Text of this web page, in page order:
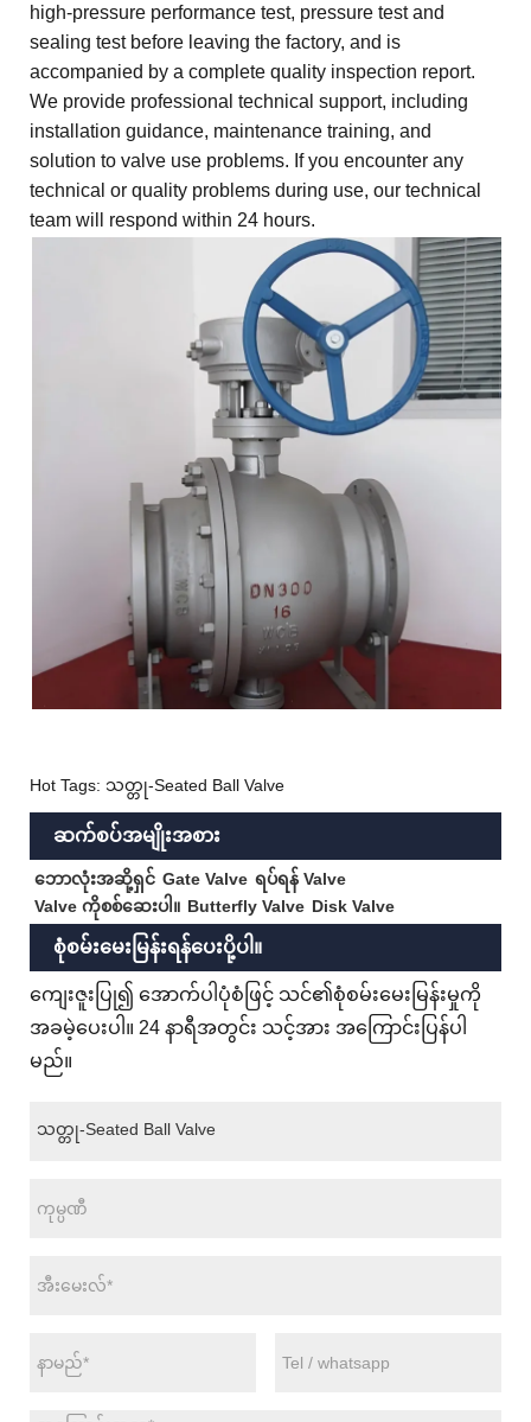
high-pressure performance test, pressure test and
sealing test before leaving the factory, and is
accompanied by a complete quality inspection report.
We provide professional technical support, including
installation guidance, maintenance training, and
solution to valve use problems. If you encounter any
technical or quality problems during use, our technical
team will respond within 24 hours.
Hot Tags: သတ္တု-Seated Ball Valve
ဆက်စပ်အမျိုးအစား
ဘောလုံးအဆို့ရှင် Gate Valve ရပ်ရန် Valve
Valve ကိုစစ်ဆေးပါ။ Butterfly Valve Disk Valve
စုံစမ်းမေးမြန်းရန်ပေးပို့ပါ။
ကျေးဇူးပြု၍ အောက်ပါပုံစံဖြင့် သင်၏စုံစမ်းမေးမြန်းမှုကို
အခမဲ့ပေးပါ။ 24 နာရီအတွင်း သင့်အား အကြောင်းပြန်ပါ
မည်။